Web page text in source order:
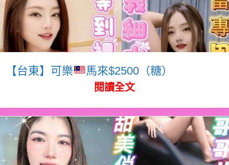
【台東】可樂 馬來$2500（糖）
閱讀全文